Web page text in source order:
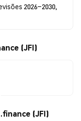
2026–2030,
(JFI)
(JFI)